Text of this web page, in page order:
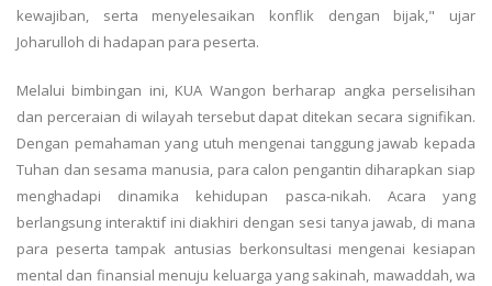
kewajiban, serta menyelesaikan konflik dengan bijak," ujar
Joharulloh di hadapan para peserta.
Melalui bimbingan ini, KUA Wangon berharap angka perselisihan
dan perceraian di wilayah tersebut dapat ditekan secara signifikan.
Dengan pemahaman yang utuh mengenai tanggung jawab kepada
Tuhan dan sesama manusia, para calon pengantin diharapkan siap
menghadapi dinamika kehidupan pasca-nikah. Acara yang
berlangsung interaktif ini diakhiri dengan sesi tanya jawab, di mana
para peserta tampak antusias berkonsultasi mengenai kesiapan
mental dan finansial menuju keluarga yang sakinah, mawaddah, wa